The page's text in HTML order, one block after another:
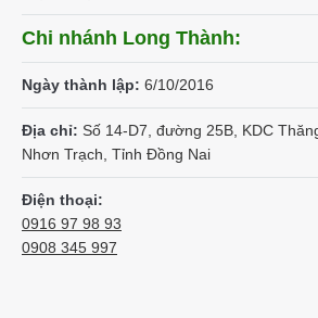
Chi nhánh Long Thành:
Ngày thành lập: 6/10/2016
Địa chỉ: Số 14-D7, đường 25B, KDC
Nhơn Trạch, Tỉnh Đồng Nai
Điện thoại:
0916 97 98 93
0908 345 997